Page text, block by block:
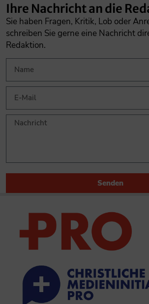
Ihre Nachricht an die
Sie haben Fragen, Kritik, Lob oder
schreiben Sie gerne eine Nachricht
Redaktion.
Senden